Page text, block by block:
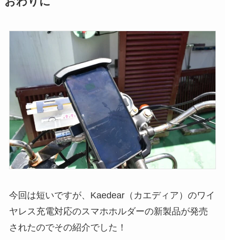
今回は短いですが、Kaedear（カエディア）のワイ
ヤレス充電対応のスマホホルダーの新製品が発売
されたのでその紹介でした！